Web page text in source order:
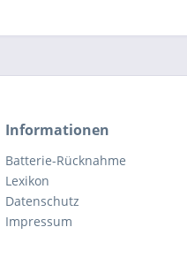
Informationen
Batterie-Rücknahme
Lexikon
Datenschutz
Impressum